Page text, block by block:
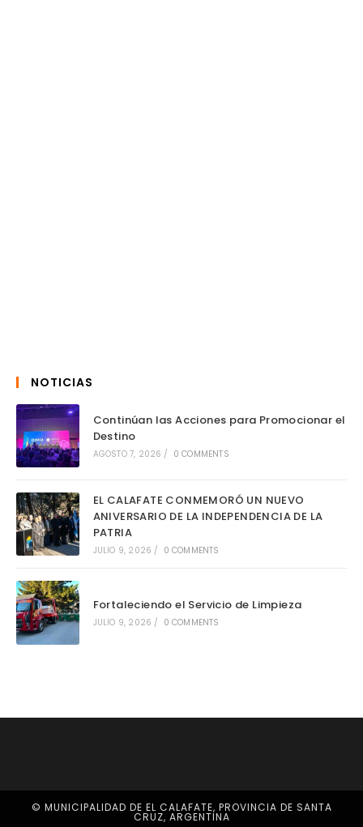
NOTICIAS
Continúan las Acciones para Promocionar el
Destino
AGOSTO 7, 2026 / 0 COMMENTS
EL CALAFATE CONMEMORÓ UN NUEVO
ANIVERSARIO DE LA INDEPENDENCIA DE LA
PATRIA
JULIO 9, 2026 / 0 COMMENTS
Fortaleciendo el Servicio de Limpieza
JULIO 9, 2026 / 0 COMMENTS
© MUNICIPALIDAD DE EL CALAFATE, PROVINCIA DE SANTA
CRUZ, ARGENTINA